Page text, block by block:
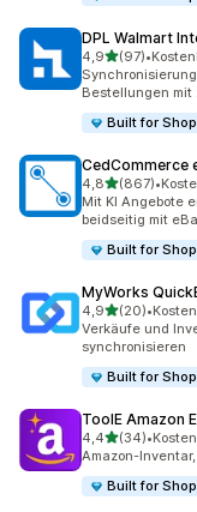
DPL Walmart
4,9von 5 Sternen
(97)
97 Rezensionen
•
Bestellungen mit
Built for
CedCommerce
4,8von 5 Sternen
(867)
867 •
Mit KI Angebote
beidseitig mit
Built for
MyWorks
4,9von 5 Sternen
(20)
20 Rezensionen
•
Verkäufe und
synchronisieren
Built for
ToolE Amazon
4,4von 5 Sternen
(34)
34 Rezensionen
•
Amazon-
Built for